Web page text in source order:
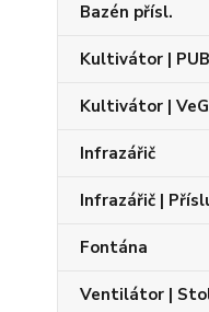
Bazén přísl.
Kultivátor |
Kultivátor |
Infrazářič
Infrazářič |
Fontána
Ventilátor |